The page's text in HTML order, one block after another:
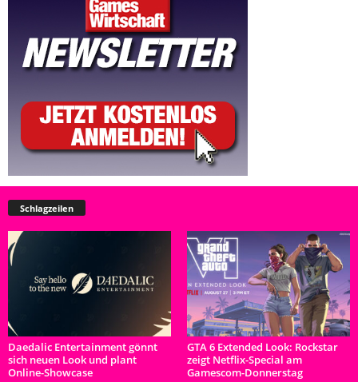
Schlagzeilen
Daedalic Entertainment gönnt
sich neuen Look und plant
Online-Showcase
GTA 6 Extended Look: Rockstar
zeigt Netflix-Special am
Gamescom-Donnerstag